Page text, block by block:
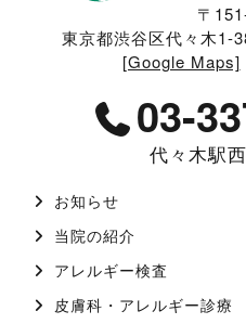
〒
東京都渋谷区代々木1-
[Google Maps]
03-
代々木駅
お知らせ
当院の紹介
アレルギー検査
皮膚科・アレルギー診療